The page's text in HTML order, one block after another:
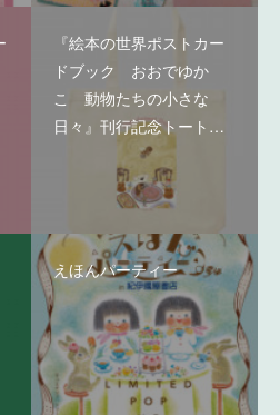
『絵本の世界ポストカー
ドブック おおでゆか
こ 動物たちの小さな
日々』刊行記念トート…
えほんパーティー